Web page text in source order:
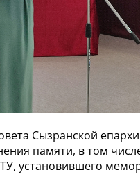
Сызранской
памяти, в том
установившего